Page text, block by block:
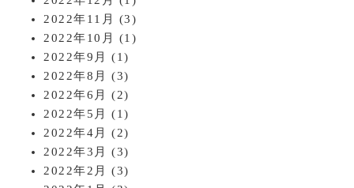
2022年11月
(3)
2022年10月
(1)
2022年9月
(1)
2022年8月
(3)
2022年6月
(2)
2022年5月
(1)
2022年4月
(2)
2022年3月
(3)
2022年2月
(3)